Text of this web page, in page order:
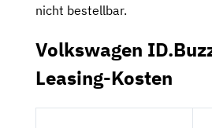
nicht bestellbar.
Volkswagen
Leasing-Kosten